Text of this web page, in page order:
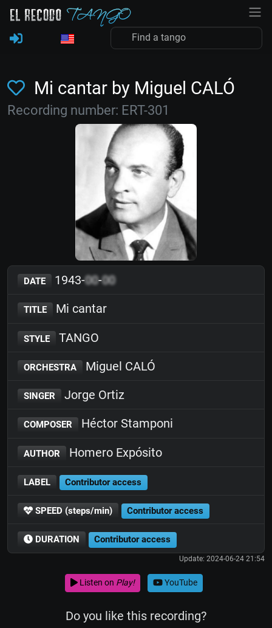
Mi cantar by Miguel CALÓ
Recording number: ERT-301
DATE 1943-00-00
TITLE Mi cantar
STYLE TANGO
ORCHESTRA Miguel CALÓ
SINGER Jorge Ortiz
COMPOSER Héctor Stamponi
AUTHOR Homero Expósito
LABEL Contributor access
SPEED (steps/min) Contributor access
DURATION Contributor access
Update: 2024-06-24 21:54
Listen on Play! YouTube
Do you like this recording?